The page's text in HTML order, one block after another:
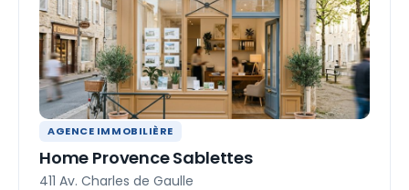
AGENCE IMMOBILIÈRE
Home Provence Sablettes
411 Av. Charles de Gaulle